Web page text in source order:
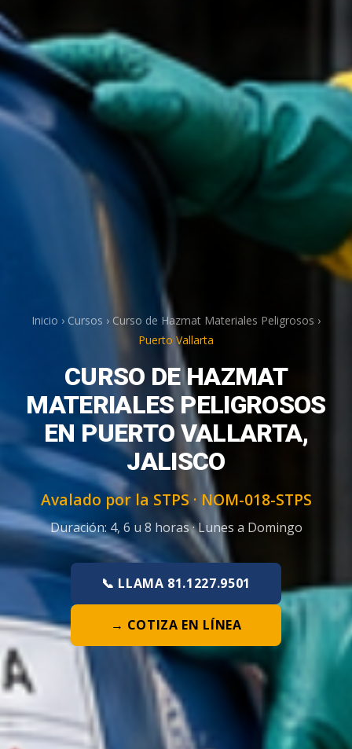
Inicio › Cursos › Curso de Hazmat Materiales Peligrosos ›
Puerto Vallarta
CURSO DE HAZMAT
MATERIALES PELIGROSOS
EN PUERTO VALLARTA,
JALISCO
Avalado por la STPS · NOM-018-STPS
Duración: 4, 6 u 8 horas·Lunes a Domingo
📞 LLAMA 81.1227.9501
→ COTIZA EN LÍNEA